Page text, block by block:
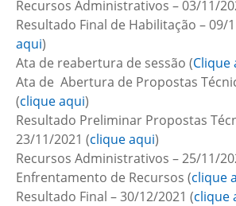
Recursos Administrativos – 03/11/
Resultado Final de Habilitação – 09/
aqui)
Ata de reabertura de sessão (Clique
Ata de Abertura de Propostas
(clique aqui)
Resultado Preliminar Propostas
23/11/2021 (clique aqui)
Recursos Administrativos – 25/11/
Enfrentamento de Recursos (clique
Resultado Final – 30/12/2021 (clique